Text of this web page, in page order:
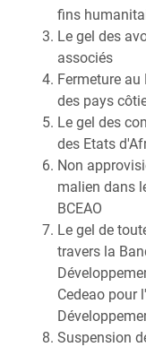
fins
Le gel des
associés
Fermeture
des pays
Le gel des
des Etats
Non
malien dans
BCEAO
Le gel de
travers la
Cedeao pour
Suspension